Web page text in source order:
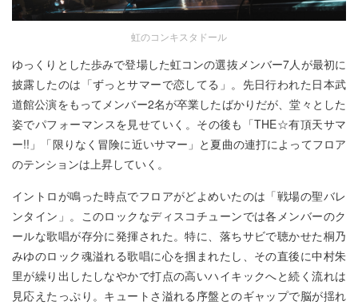
虹のコンキスタドール
ゆっくりとした歩みで登場した虹コンの選抜メンバー7人が最初に
披露したのは「ずっとサマーで恋してる」。先日行われた日本武
道館公演をもってメンバー2名が卒業したばかりだが、堂々とした
姿でパフォーマンスを見せていく。その後も「THE☆有頂天サマ
ー!!」「限りなく冒険に近いサマー」と夏曲の連打によってフロア
のテンションは上昇していく。
イントロが鳴った時点でフロアがどよめいたのは「戦場の聖バレ
ンタイン」。このロックなディスコチューンでは各メンバーのク
ールな歌唱が存分に発揮された。特に、落ちサビで聴かせた桐乃
みゆのロック魂溢れる歌唱に心を掴まれたし、その直後に中村朱
里が繰り出したしなやかで打点の高いハイキックへと続く流れは
見応えたっぷり。キュートさ溢れる序盤とのギャップで脳が揺れ